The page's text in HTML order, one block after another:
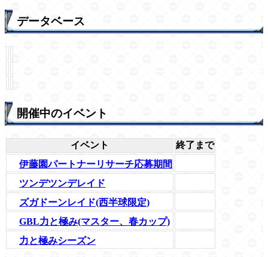
データベース
開催中のイベント
イベント
終了まで
伊藤園パートナーリサーチ応募期間
ツンデツンデレイド
ズガドーンレイド(西半球限定)
GBL力と極み(マスター、春カップ)
力と極みシーズン